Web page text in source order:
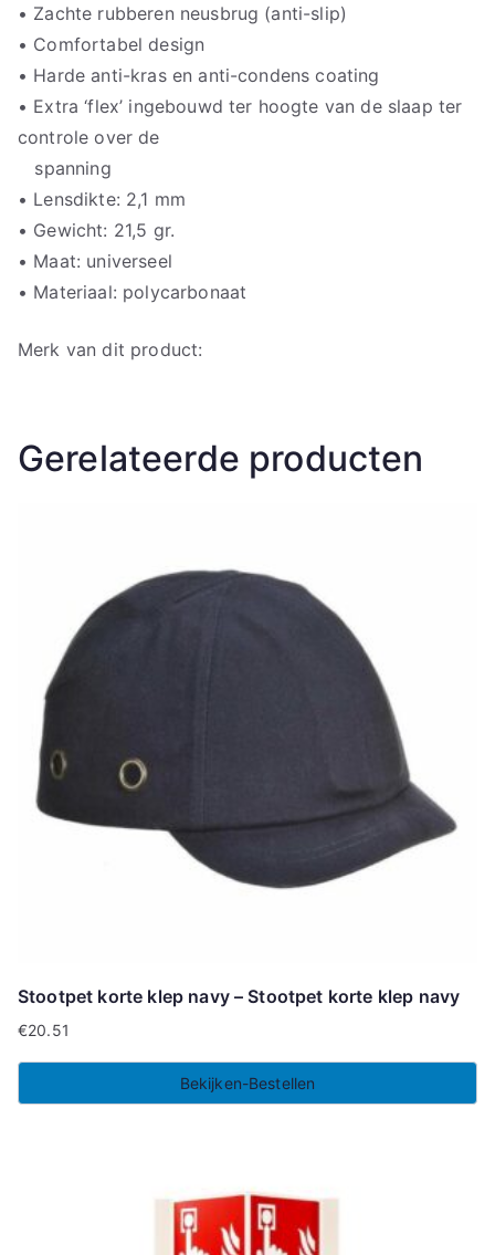
• Zachte rubberen neusbrug (anti-slip)
• Comfortabel design
• Harde anti-kras en anti-condens coating
• Extra ‘flex’ ingebouwd ter hoogte van de slaap ter
controle over de
spanning
• Lensdikte: 2,1 mm
• Gewicht: 21,5 gr.
• Maat: universeel
• Materiaal: polycarbonaat
Merk van dit product:
Gerelateerde producten
Stootpet korte klep navy – Stootpet korte klep navy
€20.51
Bekijken-Bestellen